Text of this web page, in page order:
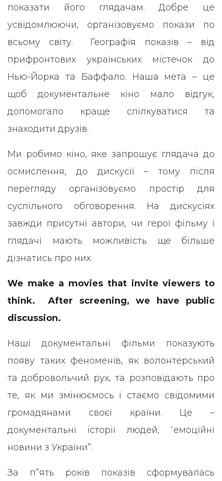
показати його глядачам. Добре це
усвідомлюючи, організовуємо покази по
всьому світу. Географія показів – від
прифронтових українських містечок до
Нью-Йорка та Баффало. Наша мета – це
щоб документальне кіно мало відгук,
допомогало краще спілкуватися та
знаходити друзів.
Ми робимо кіно, яке запрошує глядача до
осмислення, до дискусії – тому після
перегляду організовуємо простір для
суспільного обговорення. На дискусіях
завжди присутні автори, чи герої фільму і
глядачі мають можливість ще більше
дізнатись про них.
We make a movies that invite viewers to
think. After screening, we have public
discussion.
Наші документальні фільми показують
появу таких феноменів, як волонтерський
та добровольчий рух, та розповідають про
те, як ми змінюємось і стаємо свідомими
громадянами своєї країни. Це –
документальні історії людей, “емоційні
новини з України”.
За п”ять років показів сформувалась